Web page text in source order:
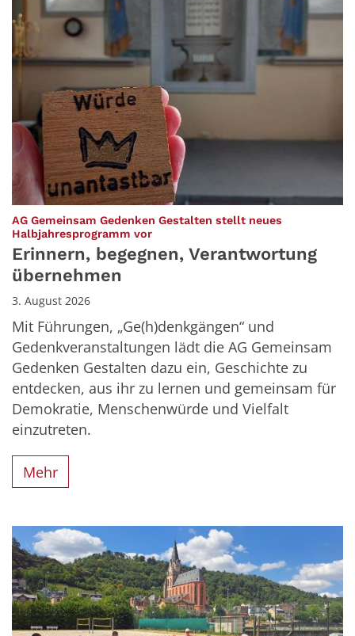
AG Gemeinsam Gedenken Gestalten stellt neues
Halbjahresprogramm vor:
Erinnern, begegnen, Verantwortung
übernehmen
3. August 2026
Mit Führungen, „Ge(h)denkgängen“ und
Gedenkveranstaltungen lädt die AG Gemeinsam
Gedenken Gestalten dazu ein, Geschichte zu
entdecken, aus ihr zu lernen und gemeinsam für
Demokratie, Menschenwürde und Vielfalt
einzutreten.
Mehr